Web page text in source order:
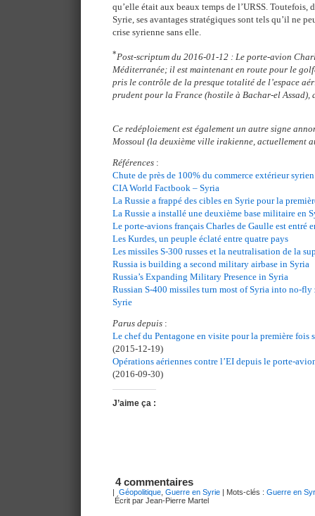
qu’elle était aux beaux temps de l’URSS. Toutefois,
Syrie, ses avantages stratégiques sont tels qu’il ne
crise syrienne sans elle.
*Post-scriptum du 2016-01-12 : Le porte-avion
Méditerranée; il est maintenant en route pour le
pris le contrôle de la presque totalité de l’espace
prudent pour la France (hostile à Bachar-el Assad),
Ce redéploiement est également un autre signe
Mossoul (la deuxième ville irakienne, actuellement
Références :
Chute de près de 100% du commerce extérieur syrien
CIA World Factbook – Syria
La Russie a frappé des cibles en Syrie pour la
La Russie a installé une deuxième base militaire en
Le porte-avions français Charles de Gaulle est entré
Les Kurdes, un peuple éclaté entre quatre pays
Les missiles S-300 russes et la neutralisation de la
Russia is building a second military airbase in Syria
Russia’s Expanding Military Presence in Syria
Russian S-400 missiles turn most of Syria into no-fly
Syrie
Parus depuis :
Le chef du Pentagone en visite pour la première fois
(2015-12-19)
Opérations aériennes contre l’EI depuis le porte-
(2016-09-30)
J’aime ça :
4 commentaires
| Géopolitique Guerre en Syrie | Mots-clés : Guerre en
Écrit par Jean-Pierre Martel